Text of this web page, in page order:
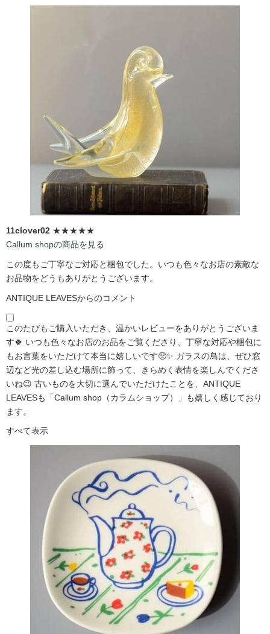
11clover02 ★★★★★
Callum shopの商品を見る
この度もご丁寧なご対応と梱包でした。いつも色々なお店の素敵な
お品物をどうもありがとうございます。
ANTIQUE LEAVESからのコメント
このたびもご購入いただき、温かいレビューをありがとうございま
す🍀 いつも色々なお店のお品をご覧くださり、丁寧な対応や梱包に
もお言葉をいただけて本当に嬉しいです🥺✨ ガラスの鳥は、ぜひ窓
辺など光の差し込む場所に飾って、きらめく表情を楽しんでくださ
いね😉 古いものを大切に選んでいただけたことを、ANTIQUE
LEAVESも「Callum shop（カラムショップ）」も嬉しく感じており
ます。
すべて表示